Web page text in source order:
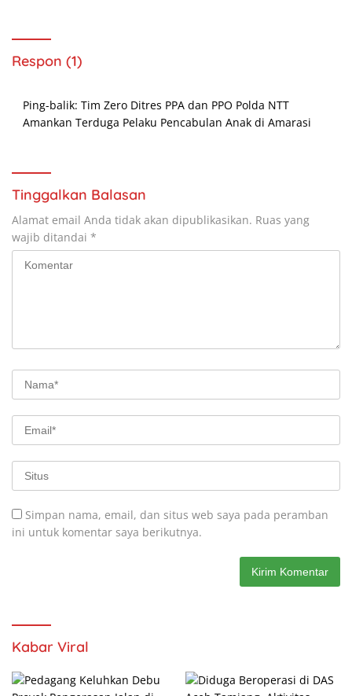
Respon (1)
Ping-balik: Tim Zero Ditres PPA dan PPO Polda NTT
Amankan Terduga Pelaku Pencabulan Anak di Amarasi
Tinggalkan Balasan
Alamat email Anda tidak akan dipublikasikan. Ruas yang
wajib ditandai *
Simpan nama, email, dan situs web saya pada peramban
ini untuk komentar saya berikutnya.
Kabar Viral